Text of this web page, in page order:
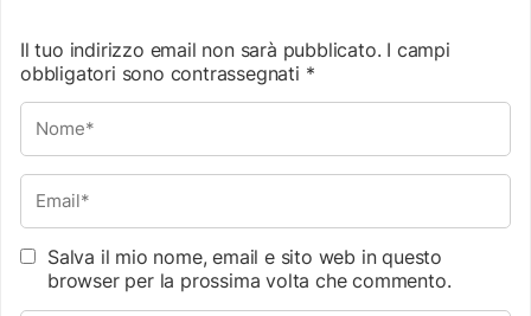
Il tuo indirizzo email non sarà pubblicato. I campi
obbligatori sono contrassegnati *
Salva il mio nome, email e sito web in questo
browser per la prossima volta che commento.